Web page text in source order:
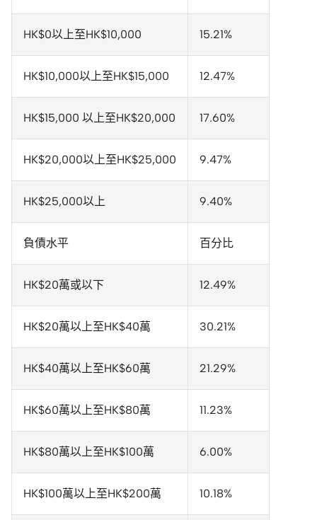
HK$0以上至HK$10,000 15.21%
HK$10,000以上至HK$15,000 12.47%
HK$15,000 以上至HK$20,000 17.60%
HK$20,000以上至HK$25,000 9.47%
HK$25,000以上 9.40%
負債水平 百分比
HK$20萬或以下 12.49%
HK$20萬以上至HK$40萬 30.21%
HK$40萬以上至HK$60萬 21.29%
HK$60萬以上至HK$80萬 11.23%
HK$80萬以上至HK$100萬 6.00%
HK$100萬以上至HK$200萬 10.18%